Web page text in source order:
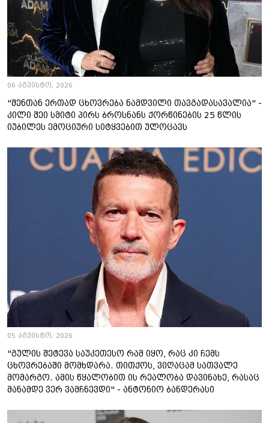
06 აგვისტო, 2026
"შენთან ერთად ცხოვრება ნამდვილი თავგადასავალია" -
კილი შეი სმიტი პირს ბროსნანს ქორწინების 25 წლის
იუბილეს ემოციური სიტყვებით ულოცავს
05 აგვისტო, 2026
"გულის შეტევა საუკეთესო რამ იყო, რაც კი ჩემს
ცხოვრებაში მომხდარა. თითქოს, ვიღაცამ სათვალე
მომარგო. ამის წყალობით ის რეალობა დავინახე, რასაც
მანამდე ვერ ვამჩნევდი" - ანტონიო ბანდერასი